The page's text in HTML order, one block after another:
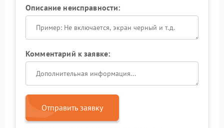
Описание неисправности:
Комментарий к заявке:
Отправить заявку